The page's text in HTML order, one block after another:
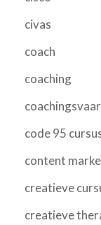
civas
coach
coaching
code 95
content
creatieve
creatieve